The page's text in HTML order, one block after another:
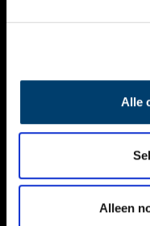
Alle
Alleen
DISCLAIMER
TOEGANKELIJKHEID
Volg ONH op social media